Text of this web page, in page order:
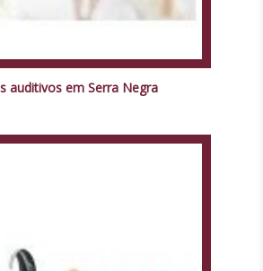
auditivos em Serra Negra